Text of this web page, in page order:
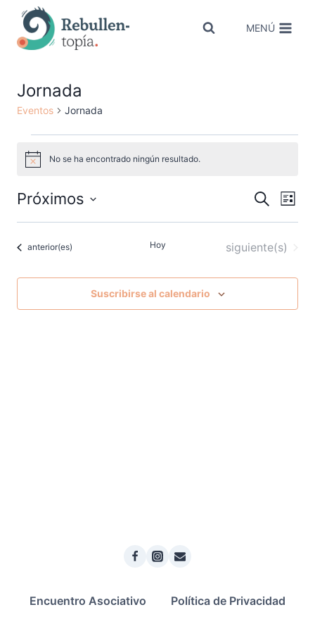
Saltar
contenido
MENÚ
Jornada
Eventos Jornada
Aviso No se ha encontrado ningún resultado.
de
de
Buscar
de
Lista
Próximos
Selecciona
fecha.
Eventos
anterior(es) Hoy Eventos
siguiente(s)
Suscribirse al calendario
Encuentro Asociativo Política de Privacidad